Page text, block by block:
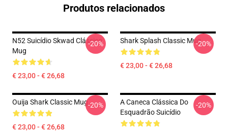
Produtos relacionados
N52 Suicídio Skwad Clássico
Mug
€ 23,00 - € 26,68
-20% Shark Splash Classic Mug
€ 23,00 - € 26,68
-20%
Ouija Shark Classic Mug
€ 23,00 - € 26,68
-20%
A Caneca Clássica Do
Esquadrão Suicídio
-20%